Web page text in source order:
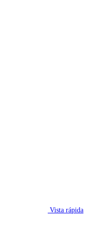
Vista rápida